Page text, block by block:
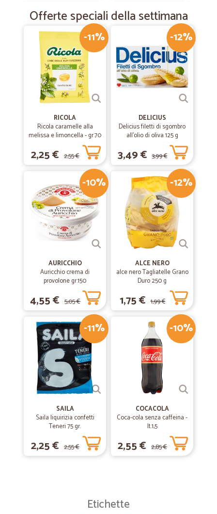
Offerte speciali della settimana
-11%
RICOLA
Ricola caramelle alla
melissa e limoncella - gr.70
2,25 € 2,55 €
-12%
DELICIUS
Delicius filetti di sgombro
all'olio di oliva 125 g
3,49 € 3,99 €
-10%
AURICCHIO
Auricchio crema di
provolone gr.150
4,55 € 5,05 €
-12%
ALCE NERO
alce nero Tagliatelle Grano
Duro 250 g
1,75 € 1,99 €
-11%
SAILA
Saila liquirizia confetti
Teneri 75 gr.
2,25 € 2,55 €
-10%
COCACOLA
Coca-cola senza caffeina -
lt.1,5
2,55 € 2,85 €
Etichette